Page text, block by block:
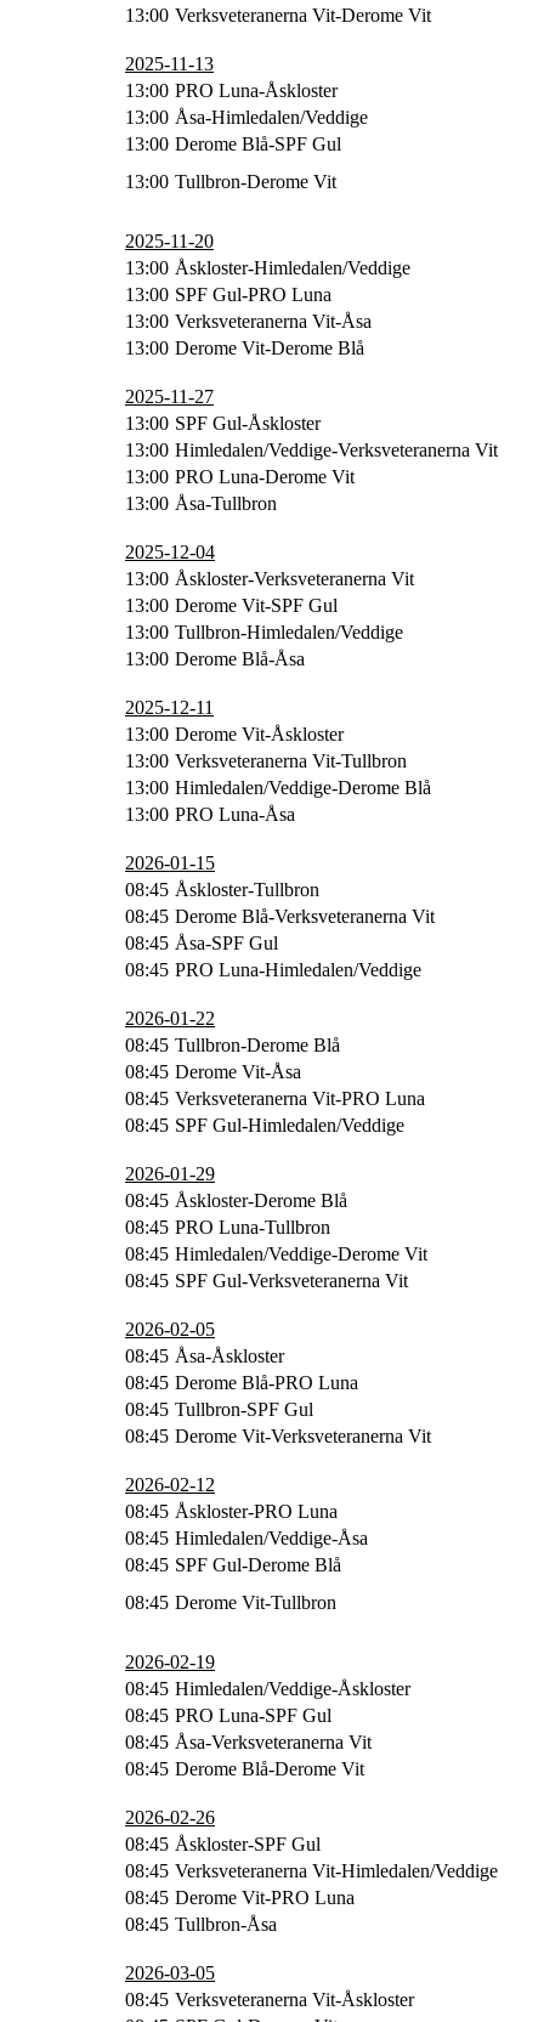
13:00 Verksveteranerna Vit-Derome Vit
2025-11-13
13:00 PRO Luna-Åskloster
13:00 Åsa-Himledalen/Veddige
13:00 Derome Blå-SPF Gul
13:00 Tullbron-Derome Vit
2025-11-20
13:00 Åskloster-Himledalen/Veddige
13:00 SPF Gul-PRO Luna
13:00 Verksveteranerna Vit-Åsa
13:00 Derome Vit-Derome Blå
2025-11-27
13:00 SPF Gul-Åskloster
13:00 Himledalen/Veddige-Verksveteranerna Vit
13:00 PRO Luna-Derome Vit
13:00 Åsa-Tullbron
2025-12-04
13:00 Åskloster-Verksveteranerna Vit
13:00 Derome Vit-SPF Gul
13:00 Tullbron-Himledalen/Veddige
13:00 Derome Blå-Åsa
2025-12-11
13:00 Derome Vit-Åskloster
13:00 Verksveteranerna Vit-Tullbron
13:00 Himledalen/Veddige-Derome Blå
13:00 PRO Luna-Åsa
2026-01-15
08:45 Åskloster-Tullbron
08:45 Derome Blå-Verksveteranerna Vit
08:45 Åsa-SPF Gul
08:45 PRO Luna-Himledalen/Veddige
2026-01-22
08:45 Tullbron-Derome Blå
08:45 Derome Vit-Åsa
08:45 Verksveteranerna Vit-PRO Luna
08:45 SPF Gul-Himledalen/Veddige
2026-01-29
08:45 Åskloster-Derome Blå
08:45 PRO Luna-Tullbron
08:45 Himledalen/Veddige-Derome Vit
08:45 SPF Gul-Verksveteranerna Vit
2026-02-05
08:45 Åsa-Åskloster
08:45 Derome Blå-PRO Luna
08:45 Tullbron-SPF Gul
08:45 Derome Vit-Verksveteranerna Vit
2026-02-12
08:45 Åskloster-PRO Luna
08:45 Himledalen/Veddige-Åsa
08:45 SPF Gul-Derome Blå
08:45 Derome Vit-Tullbron
2026-02-19
08:45 Himledalen/Veddige-Åskloster
08:45 PRO Luna-SPF Gul
08:45 Åsa-Verksveteranerna Vit
08:45 Derome Blå-Derome Vit
2026-02-26
08:45 Åskloster-SPF Gul
08:45 Verksveteranerna Vit-Himledalen/Veddige
08:45 Derome Vit-PRO Luna
08:45 Tullbron-Åsa
2026-03-05
08:45 Verksveteranerna Vit-Åskloster